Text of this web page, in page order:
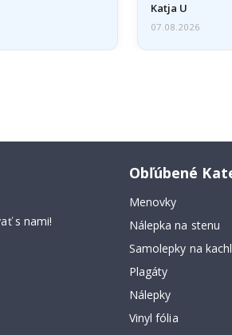
Katja U
07.08.2026
s nami!
Obľúbené
Menovky
Nálepka na stenu
Samolepky na
Plagáty
Nálepky
Vinyl fólia